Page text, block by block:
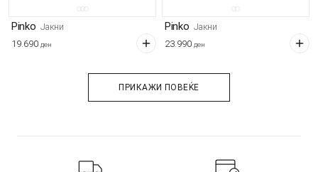
Pinko Јакни
19.690 ден
Pinko Јакни
23.990 ден
ПРИКАЖИ ПОВЕЌЕ